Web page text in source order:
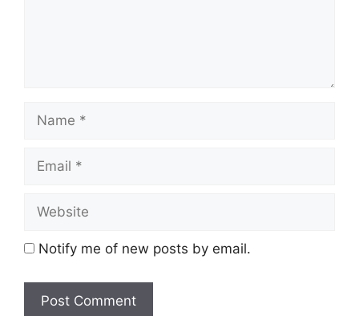
Notify me of new posts by email.